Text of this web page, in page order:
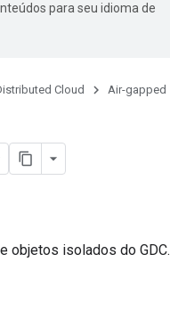
para seu idioma de
Cloud
Air-gapped
objetos isolados do GDC.